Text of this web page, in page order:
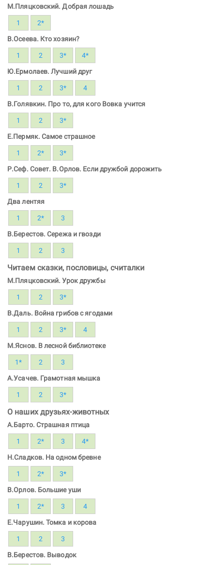
М.Пляцковский. Добрая лошадь
1 2*
В.Осеева. Кто хозяин?
1 2 3* 4*
Ю.Ермолаев. Лучший друг
1 2 3* 4
В.Голявкин. Про то, для кого Вовка учится
1 2 3*
Е.Пермяк. Самое страшное
1 2* 3*
Р.Сеф. Совет. В.Орлов. Если дружбой дорожить
1 2 3*
Два лентяя
1 2* 3
В.Берестов. Сережа и гвозди
1 2 3
Читаем сказки, пословицы, считалки
М.Пляцковский. Урок дружбы
1 2 3*
В.Даль. Война грибов с ягодами
1 2 3* 4
М.Яснов. В лесной библиотеке
1* 2 3
А.Усачев. Грамотная мышка
1 2 3*
О наших друзьях-животных
А.Барто. Страшная птица
1 2* 3 4*
Н.Сладков. На одном бревне
1 2* 3*
В.Орлов. Большие уши
1 2* 3 4
Е.Чарушин. Томка и корова
1 2 3
В.Берестов. Выводок